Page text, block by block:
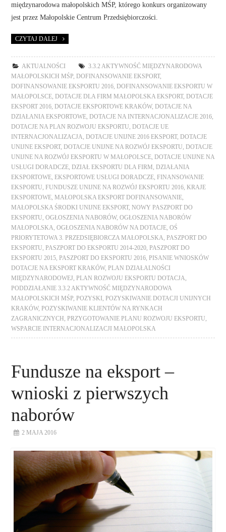
międzynarodowa małopolskich MŚP, którego konkurs organizowany
jest przez Małopolskie Centrum Przedsiębiorczości.
CZYTAJ DALEJ
AKTUALNOŚCI
3.3.2 AKTYWNOŚĆ MIĘDZYNARODOWA
MAŁOPOLSKICH MŚP
DOFINANSOWANIE EKSPORT,
DOFINANSOWANIE EKSPORTU 2016
DOFINANSOWANIE EKSPORTU W
MAŁOPOLSCE
DOTACJE DLA FIRM MAŁOPOLSKA EKSPORT,
DOTACJE
EKSPORT 2016
DOTACJE EKSPORTOWE KRAKÓW,
DOTACJE NA
DZIAŁANIA EKSPORTOWE
DOTACJE NA INTERNACJONALIZACJE 2016
DOTACJE NA PLAN ROZWOJU EKSPORTU
DOTACJE UE
INTERNACJONALIZACJA
DOTACJE UNIJNE 2016 EKSPORT,
DOTACJE
UNIJNE EKSPORT, DOTACJE UNIJNE NA ROZWÓJ EKSPORTU
DOTACJE
UNIJNE NA ROZWÓJ EKSPORTU W MAŁOPOLSCE
DOTACJE UNIJNE NA
USŁUGI DORADCZE
DZIAŁ EKSPORTU DLA FIRM
DZIAŁANIA
EKSPORTOWE
EKSPORTOWE USŁUGI DORADCZE
FINANSOWANIE
EKSPORTU
FUNDUSZE UNIJNE NA ROZWÓJ EKSPORTU 2016
KRAJE
EKSPORTOWE
MAŁOPOLSKA EKSPORT DOFINANSOWANIE
MAŁOPOLSKA ŚRODKI UNIJNE EKSPORT, NOWY PASZPORT DO
EKSPORTU ,OGŁOSZENIA NABORÓW,OGŁOSZENIA NABORÓW
MAŁOPOLSKA ,OGŁOSZENIA NABORÓW NA DOTACJE ,OŚ
PRIORYTETOWA 3. PRZEDSIĘBIORCZA MAŁOPOLSKA
PASZPORT DO
EKSPORTU
PASZPORT DO EKSPORTU 2014-2020
PASZPORT DO
EKSPORTU 2015
PASZPORT DO EKSPORTU 2016
PISANIE WNIOSKÓW
DOTACJE NA EKSPORT KRAKÓW, PLAN DZIAŁALNOŚCI
MIĘDZYNARODOWEJ
PLAN ROZWOJU EKSPORTU DOTACJA
PODDZIAŁANIE 3.3.2 AKTYWNOŚĆ MIĘDZYNARODOWA
MAŁOPOLSKICH MŚP
POZYSKI
POZYSKIWANIE DOTACJI UNIJNYCH
KRAKÓW, POZYSKIWANIE KLIENTÓW NA RYNKACH
ZAGRANICZNYCH
PRZYGOTOWANIE PLANU ROZWOJU EKSPORTU
WSPARCIE INTERNACJONALIZACJI MAŁOPOLSKA
Fundusze na eksport –
wnioski z pierwszych
naborów
2 MAJA 2016